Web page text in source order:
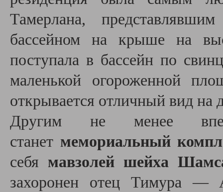
Тамерлана,
бассейном на крыше на
поступала в бассейн по
маленькой огороженной
открывается отличный вид на
Другим не менее
станет мемориальный
себя мавзолей шейха
захоронен отец Тимура